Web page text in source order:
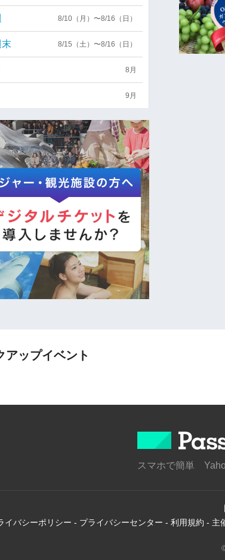
8/10（月）〜8/16（日）
8/15（土）〜8/16（日）
8月
9月
アップイベント
スマホで簡単
イバシーポリシー - プライバシーセンター - 利用規約 - 主